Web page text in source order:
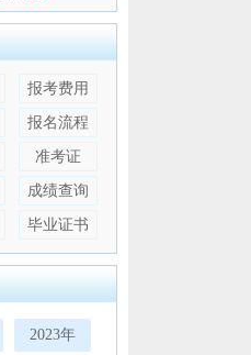
报考费用
报名流程
准考证
成绩查询
毕业证书
2023年